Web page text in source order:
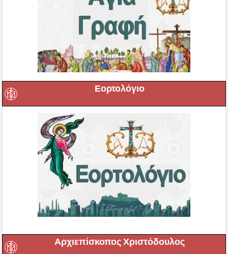
Εορτολόγιο
Αρχιεπίσκοπος Χριστόδουλος